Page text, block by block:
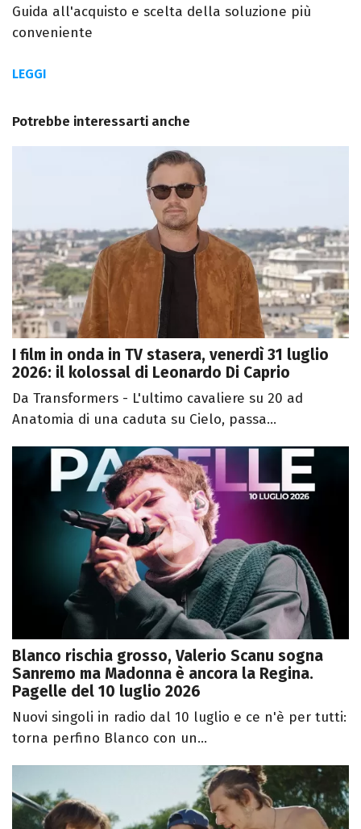
Guida all'acquisto e scelta della soluzione più
conveniente
LEGGI
Potrebbe interessarti anche
I film in onda in TV stasera, venerdì 31 luglio
2026: il kolossal di Leonardo Di Caprio
Da Transformers - L'ultimo cavaliere su 20 ad
Anatomia di una caduta su Cielo, passa...
Blanco rischia grosso, Valerio Scanu sogna
Sanremo ma Madonna è ancora la Regina.
Pagelle del 10 luglio 2026
Nuovi singoli in radio dal 10 luglio e ce n'è per tutti:
torna perfino Blanco con un...